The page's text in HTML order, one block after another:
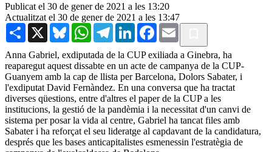
Publicat el 30 de gener de 2021 a les 13:20
Actualitzat el 30 de gener de 2021 a les 13:47
Share X BlueskyWhatsAppTelegramLinkedInFacebook
Email
Anna Gabriel, exdiputada de la CUP exiliada a Ginebra, ha
reaparegut aquest dissabte en un acte de campanya de la CUP-
Guanyem amb la cap de llista per Barcelona, Dolors Sabater, i
l'exdiputat David Fernàndez. En una conversa que ha tractat
diverses qüestions, entre d'altres el paper de la CUP a les
institucions, la gestió de la pandèmia i la necessitat d'un canvi de
sistema per posar la vida al centre, Gabriel ha tancat files amb
Sabater i ha reforçat el seu lideratge al capdavant de la candidatura,
després que les bases anticapitalistes esmenessin l'estratègia de